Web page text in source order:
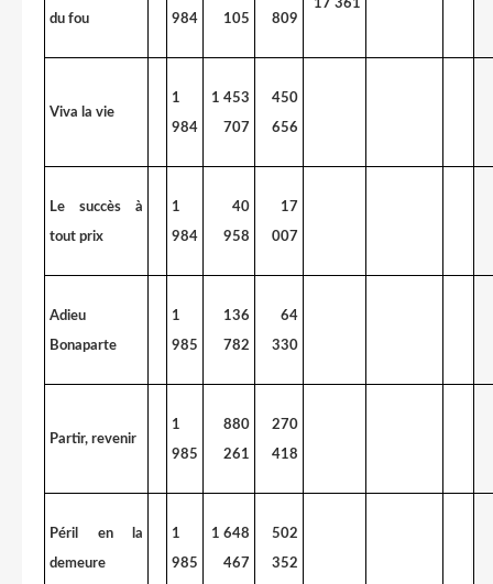
du fou
984
105
809
Viva la vie
1
984
1 453
707
450
656
Le succès à
tout prix
1
984
40
958
17
007
Adieu
Bonaparte
1
985
136
782
64
330
Partir, revenir
1
985
880
261
270
418
Péril en la
demeure
1
985
1 648
467
502
352